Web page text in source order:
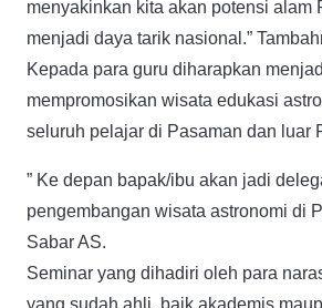
menyakinkan kita akan potensi alam
menjadi daya tarik nasional.”
Kepada para guru diharapkan
mempromosikan wisata edukasi
seluruh pelajar di Pasaman dan luar
” Ke depan bapak/ibu akan jadi
pengembangan wisata astronomi di
Sabar AS.
Seminar yang dihadiri oleh para